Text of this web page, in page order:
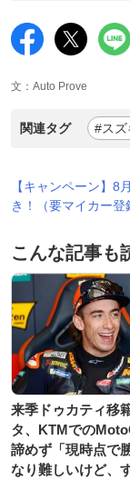
文：Auto Prove
関連タグ #スズ
【キャンペーン】8
き！（要マイカー登
こんな記事も
来季ドゥカティ移
タ、KTMでの
諦めず「現時点で
なり難しいけど、